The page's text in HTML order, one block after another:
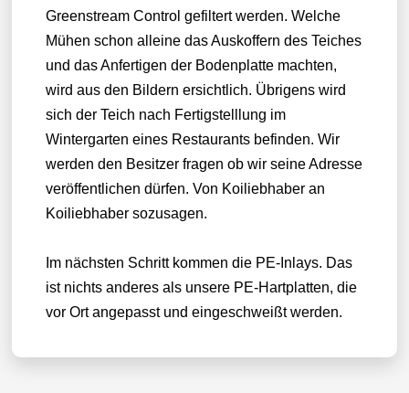
Greenstream Control gefiltert werden. Welche
Mühen schon alleine das Auskoffern des Teiches
und das Anfertigen der Bodenplatte machten,
wird aus den Bildern ersichtlich. Übrigens wird
sich der Teich nach Fertigstelllung im
Wintergarten eines Restaurants befinden. Wir
werden den Besitzer fragen ob wir seine Adresse
veröffentlichen dürfen. Von Koiliebhaber an
Koiliebhaber sozusagen.
Im nächsten Schritt kommen die PE-Inlays. Das
ist nichts anderes als unsere PE-Hartplatten, die
vor Ort angepasst und eingeschweißt werden.